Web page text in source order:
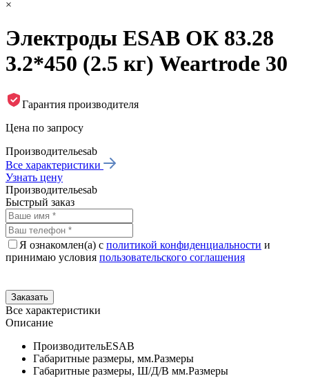
×
Электроды ESAB ОК 83.28
3.2*450 (2.5 кг) Weartrode 30
Гарантия производителя
Цена по запросу
Производительesab
Все характеристики
Узнать цену
Производительesab
Быстрый заказ
Я ознакомлен(а) с политикой конфиденциальности и
принимаю условия пользовательского соглашения
Все характеристики
Описание
ПроизводительESAB
Габаритные размеры, мм.Размеры
Габаритные размеры, Ш/Д/В мм.Размеры